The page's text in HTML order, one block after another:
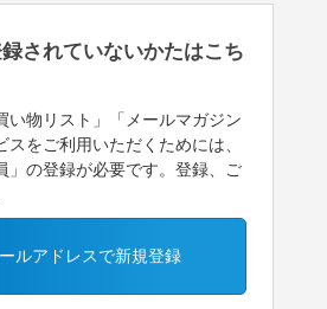
されていないかたはこち
い物リスト」「メールマガジン
スをご利用いただくためには、
」の登録が必要です。登録、ご
ールアドレスで新規登録